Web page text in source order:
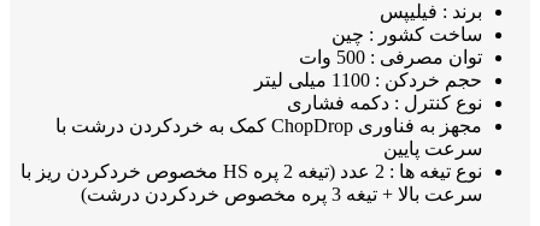
برند : فیلیپس
ساخت کشور : چین
توان مصرفی : 500 وات
حجم خردکن : 1100 میلی لیتر
نوع کنترل : دکمه فشاری
مجهز به فناوری ChopDrop کمک به خردکردن درشت با
سرعت پایین
نوع تیغه ها : 2 عدد (تیغه 2 پره HS مخصوص خردکردن ریز با
سرعت بالا + تیغه 3 پره مخصوص خردکردن درشت)